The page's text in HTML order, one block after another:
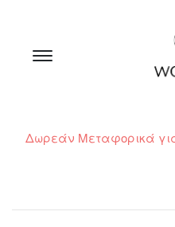
Δωρεάν Μεταφορικά